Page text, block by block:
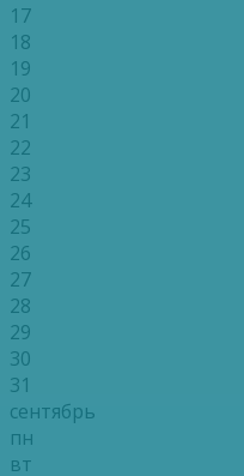
17
18
19
20
21
22
23
24
25
26
27
28
29
30
31
сентябрь
пн
вт